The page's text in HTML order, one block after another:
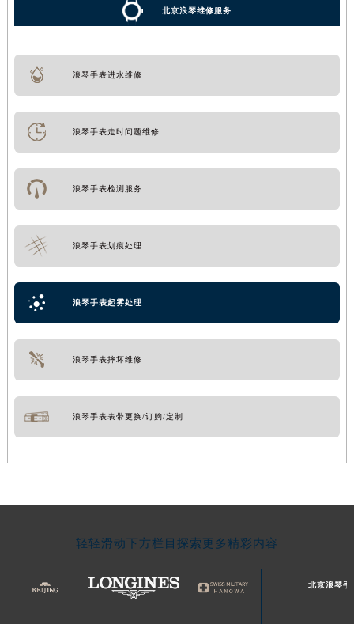
北京浪琴维修服务
浪琴手表进水维修
浪琴手表走时问题维修
浪琴手表检测服务
浪琴手表划痕处理
浪琴手表起雾处理
浪琴手表摔坏维修
浪琴手表表带更换/订购/定制
轻轻滑动下方栏目探索更多精彩内容
北京浪琴手